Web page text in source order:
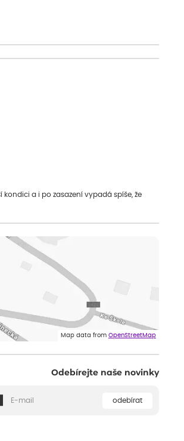
a i po zasazení vypadá spíše, že
Map data from OpenStreetMap
Odebírejte naše novinky
odebírat